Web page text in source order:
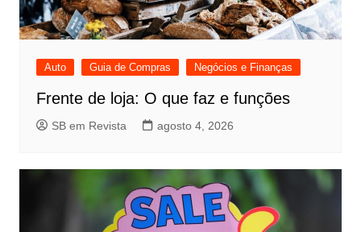
Auto Guia de Compras Negócios e Finanças
Frente de loja: O que faz e funções
SB em Revista agosto 4, 2026